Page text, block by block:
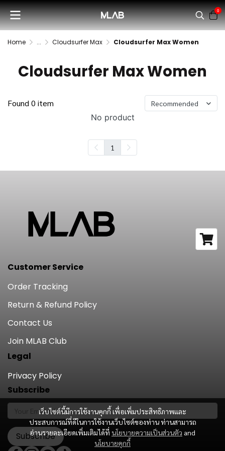
0
Home ... Cloudsurfer Max Cloudsurfer Max Women
Cloudsurfer Max Women
Found 0 item Recommended
No product
1
เว็บไซต์นี้มีการใช้งานคุกกี้ เพื่อเพิ่มประสิทธิภาพและ
ประสบการณ์ที่ดีในการใช้งานเว็บไซต์ของท่าน ท่านสามารถ
อ่านรายละเอียดเพิ่มเติมได้ที่ นโยบายความเป็นส่วนตัว and
นโยบายคุกกี้
Customer Service
Order Tracking
Return & Refund Policy
Contact Us
Join MLAB Club
Legal
Privacy Policy
Subscribe
Subscribe